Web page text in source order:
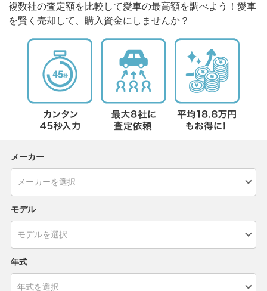
複数社の査定額を比較して愛車の最高額を調べよう！愛車
を賢く売却して、購入資金にしませんか？
メーカー
モデル
年式